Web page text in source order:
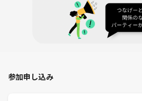
■一般人のマナーは守ってください⭐︎
参加申し込み